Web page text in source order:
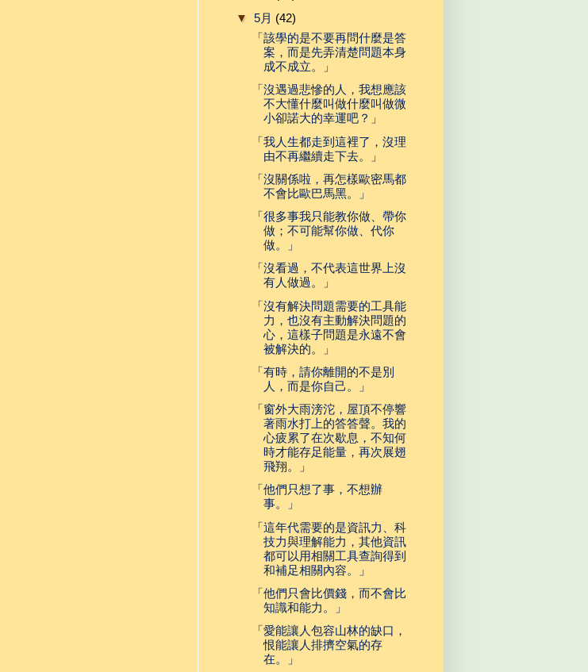
▼
5月 (42)
「該學的是不要再問什麼是答
案，而是先弄清楚問題本身
成不成立。」
「沒遇過悲慘的人，我想應該
不大懂什麼叫做什麼叫做微
小卻諾大的幸運吧？」
「我人生都走到這裡了，沒理
由不再繼續走下去。」
「沒關係啦，再怎樣歐密馬都
不會比歐巴馬黑。」
「很多事我只能教你做、帶你
做；不可能幫你做、代你
做。」
「沒看過，不代表這世界上沒
有人做過。」
「沒有解決問題需要的工具能
力，也沒有主動解決問題的
心，這樣子問題是永遠不會
被解決的。」
「有時，請你離開的不是別
人，而是你自己。」
「窗外大雨滂沱，屋頂不停響
著雨水打上的答答聲。我的
心疲累了在次歇息，不知何
時才能存足能量，再次展翅
飛翔。」
「他們只想了事，不想辦
事。」
「這年代需要的是資訊力、科
技力與理解能力，其他資訊
都可以用相關工具查詢得到
和補足相關內容。」
「他們只會比價錢，而不會比
知識和能力。」
「愛能讓人包容山林的缺口，
恨能讓人排擠空氣的存
在。」